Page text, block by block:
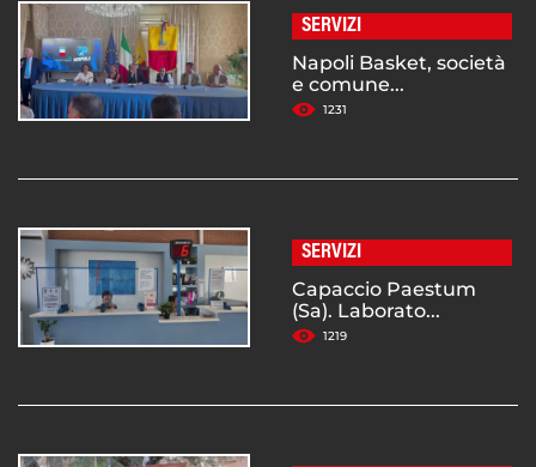
SERVIZI
Napoli Basket, società
e comune...
1231
SERVIZI
Capaccio Paestum
(Sa). Laborato...
1219